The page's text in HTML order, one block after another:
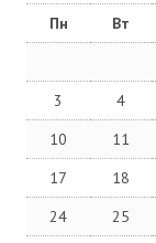
Пн Вт
3
4
10
11
17
18
24
25